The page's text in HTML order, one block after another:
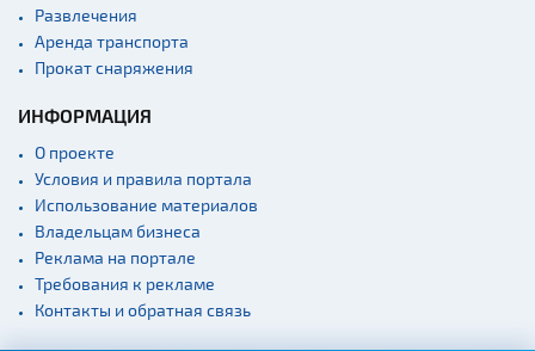
Развлечения
Аренда транспорта
Прокат снаряжения
ИНФОРМАЦИЯ
О проекте
Условия и правила портала
Использование материалов
Владельцам бизнеса
Реклама на портале
Требования к рекламе
Контакты и обратная связь